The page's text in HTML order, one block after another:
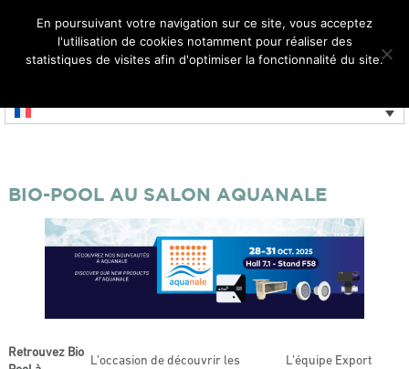
MENU
BIO-POOL AU SALON AQUANALE
Retrouvez Bio
L’occasion de découvrir les
L’équipe Export
En poursuivant votre navigation sur ce site, vous acceptez
l'utilisation de cookies notamment pour réaliser des
statistiques de visites afin d'optimiser la fonctionnalité du site.